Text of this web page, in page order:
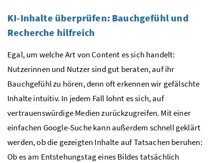
KI-Inhalte überprüfen: Bauchgefühl und
Recherche hilfreich
Egal, um welche Art von Content es sich handelt:
Nutzerinnen und Nutzer sind gut beraten, auf ihr
Bauchgefühl zu hören, denn oft erkennen wir gefälschte
Inhalte intuitiv. In jedem Fall lohnt es sich, auf
vertrauenswürdige Medien zurückzugreifen. Mit einer
einfachen Google-Suche kann außerdem schnell geklärt
werden, ob die gezeigten Inhalte auf Tatsachen beruhen:
Ob es am Entstehungstag eines Bildes tatsächlich